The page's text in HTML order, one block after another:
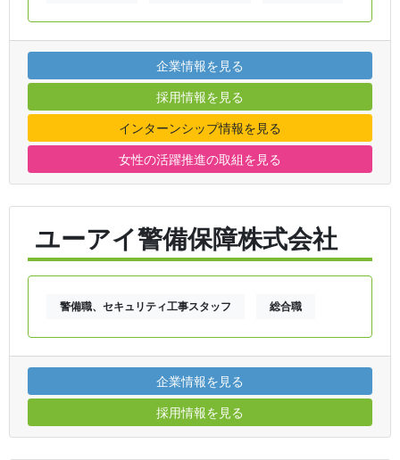
企業情報を見る
採用情報を見る
インターンシップ情報を見る
女性の活躍推進の取組を見る
ユーアイ警備保障株式会社
警備職、セキュリティ工事スタッフ 総合職
企業情報を見る
採用情報を見る